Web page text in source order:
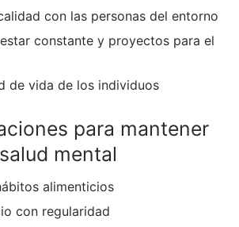
con las personas del entorno
constante y proyectos para el
de vida de los individuos
para mantener
mental
alimenticios
con regularidad